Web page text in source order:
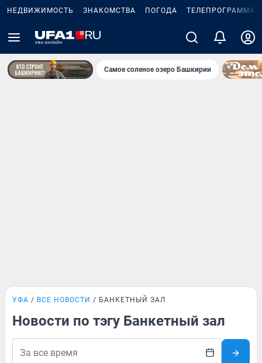
НЕДВИЖИМОСТЬ ЗНАКОМСТВА ПОГОДА ТЕЛЕПРОГРАММА
Самое соленое озеро Башкирии
УФА ВСЕ НОВОСТИ БАНКЕТНЫЙ ЗАЛ
Новости по тэгу Банкетный зал